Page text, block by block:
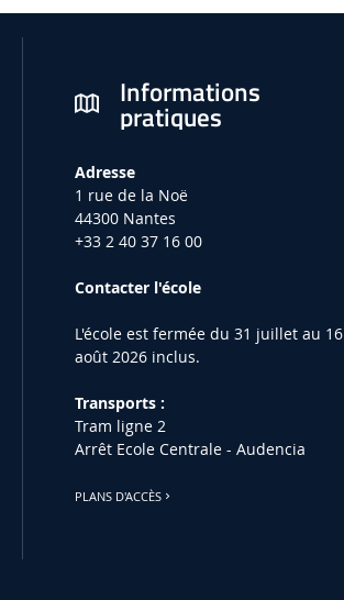
Informations
pratiques
Adresse
1 rue de la Noë
44300 Nantes
+33 2 40 37 16 00
Contacter l'école
L'école est fermée du 31 juillet au 16
août 2026 inclus.
Transports :
Tram ligne 2
Arrêt Ecole Centrale - Audencia
PLANS D'ACCÈS